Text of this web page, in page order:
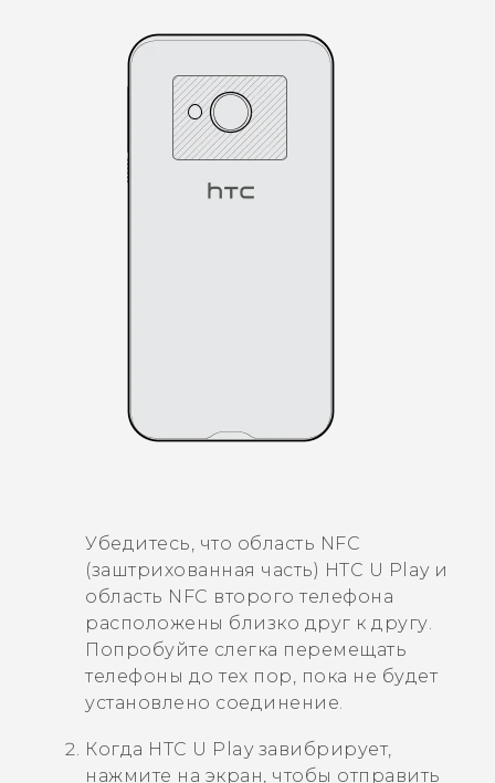
Убедитесь, что область NFC
(заштрихованная часть) HTC U Playи
область NFC второго телефона
расположены близко друг к другу.
Попробуйте слегка перемещать
телефоны до тех пор, пока не будет
установлено соединение.
Когда HTC U Playзавибрирует,
нажмите на экран, чтобы отправить